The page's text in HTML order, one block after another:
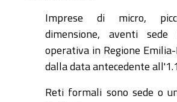
Imprese di micro,
dimensione, aventi
operativa in Regione
dalla data antecedente
Reti formali sono sede o